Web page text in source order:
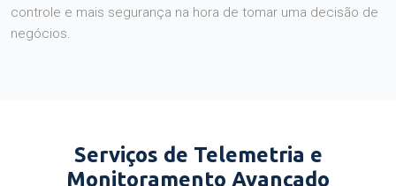
controle e mais segurança na hora de tomar uma decisão de
negócios.
Serviços de Telemetria e
Monitoramento Avançado